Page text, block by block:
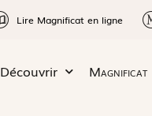
Lire Magnificat en ligne
Découvrir Magnificat